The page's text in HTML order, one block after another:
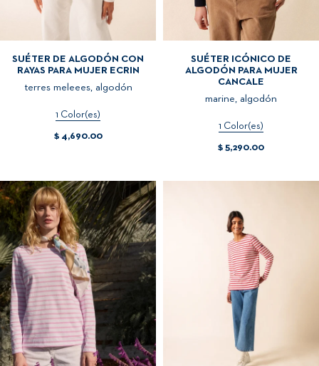
SUÉTER DE ALGODÓN CON
RAYAS PARA MUJER ECRIN
terres meleees, algodón
1 Color(es)
$ 4,690.00
SUÉTER ICÓNICO DE
ALGODÓN PARA MUJER
CANCALE
marine, algodón
1 Color(es)
$ 5,290.00